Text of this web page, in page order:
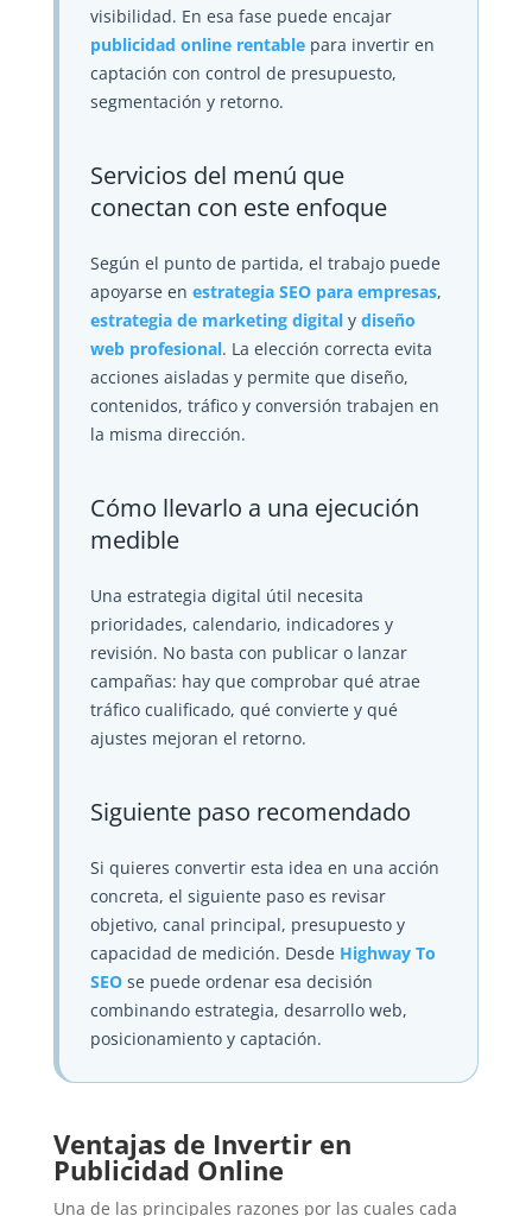
visibilidad. En esa fase puede encajar
publicidad online rentablepara invertir en
captación con control de presupuesto,
segmentación y retorno.
Servicios del menú que
conectan con este enfoque
Según el punto de partida, el trabajo puede
apoyarse en estrategia SEO para empresas,
estrategia de marketing digitaly diseño
web profesional. La elección correcta evita
acciones aisladas y permite que diseño,
contenidos, tráfico y conversión trabajen en
la misma dirección.
Cómo llevarlo a una ejecución
medible
Una estrategia digital útil necesita
prioridades, calendario, indicadores y
revisión. No basta con publicar o lanzar
campañas: hay que comprobar qué atrae
tráfico cualificado, qué convierte y qué
ajustes mejoran el retorno.
Siguiente paso recomendado
Si quieres convertir esta idea en una acción
concreta, el siguiente paso es revisar
objetivo, canal principal, presupuesto y
capacidad de medición. Desde Highway To
SEOse puede ordenar esa decisión
combinando estrategia, desarrollo web,
posicionamiento y captación.
Ventajas de Invertir en
Publicidad Online
Una de las principales razones por las cuales cada